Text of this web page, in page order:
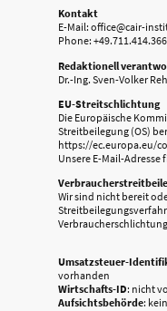
Kontakt
E-Mail: office@cair-
Phone:
Redaktionell
Dr.-Ing. Sven-Volker
EU-Streitschlichtung
Die Europäische
Streitbeilegung (OS)
https://ec.europa.eu/
Unsere E-Mail-
Wir sind nicht bereit
Umsatzsteuer-
vorhanden
Wirtschafts-ID: nicht
Aufsichtsbehörde: